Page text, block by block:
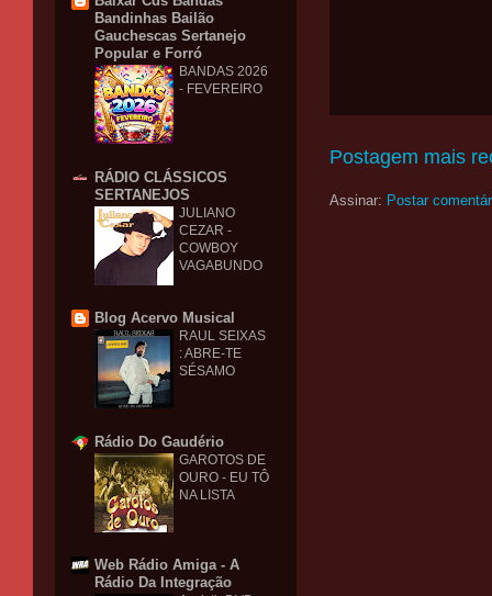
Postagem mais
Assinar: Postar
Bandinhas Bailão
Gauchescas Sertanejo
Popular e Forró
BANDAS 2026
- FEVEREIRO
RÁDIO CLÁSSICOS
SERTANEJOS
JULIANO
CEZAR -
COWBOY
VAGABUNDO
Blog Acervo Musical
RAUL SEIXAS
: ABRE-TE
SÉSAMO
Rádio Do Gaudério
GAROTOS DE
OURO - EU TÔ
NA LISTA
Web Rádio Amiga - A
Rádio Da Integração